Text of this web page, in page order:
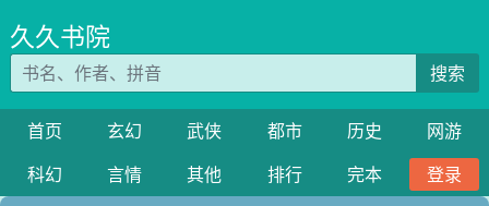
久久书院
搜索
首页 玄幻 武侠 都市 历史
网游
科幻
言情 其他 排行 完本
登录